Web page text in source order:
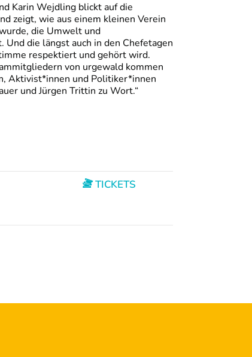
Karin Wejdling blickt auf die
zeigt, wie aus einem kleinen Verein
die Umwelt und
Und die längst auch in den Chefetagen
respektiert und gehört wird.
von urgewald kommen
Aktivist*innen und Politiker*innen
und Jürgen Trittin zu Wort.“
TICKETS